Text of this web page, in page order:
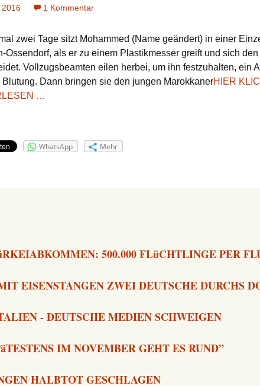
2016 1 Kommentar
KRIMINELLER
ALS
BLA
BLA
zwei Tage sitzt Mohammed (Name geändert) in einer
Ossendorf, als er zu einem Plastikmesser greift und sich
Vollzugsbeamten eilen herbei, um ihn festzuhalten, ein
Blutung. Dann bringen sie den jungen MarokkanerHIER
…
WhatsApp
Mehr
500.000 FLüCHTLINGE PER
EISENSTANGEN ZWEI DEUTSCHE DURCHS
- DEUTSCHE MEDIEN SCHWEIGEN
IM NOVEMBER GEHT ES RUND”
HALBTOT GESCHLAGEN